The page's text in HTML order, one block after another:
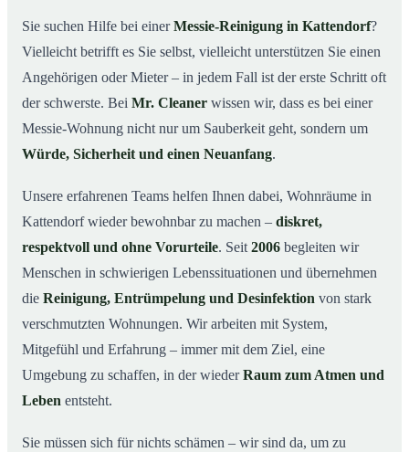
04Ablauf einer Messie-Reinigung
05Ihre Vorteile mit Mr. Cleaner in Kattendorf
06Messie-Hilfe in Kattendorf & Umgebung
Jetzt kostenlose Beratung zur Messie-Reinigung in
Kattendorf
Sie suchen Hilfe bei einerMessie-Reinigung in Kattendorf?
Vielleicht betrifft es Sie selbst, vielleicht unterstützen Sie einen
Angehörigen oder Mieter – in jedem Fall ist der erste Schritt oft
der schwerste. Bei Mr. Cleaner wissen wir, dass es bei einer
Messie-Wohnung nicht nur um Sauberkeit geht, sondern um
Würde, Sicherheit und einen Neuanfang.
Unsere erfahrenen Teams helfen Ihnen dabei, Wohnräume in
Kattendorf wieder bewohnbar zu machen – diskret,
respektvoll und ohne Vorurteile. Seit 2006 begleiten wir
Menschen in schwierigen Lebenssituationen und übernehmen
die Reinigung, Entrümpelung und Desinfektion von stark
verschmutzten Wohnungen. Wir arbeiten mit System,
Mitgefühl und Erfahrung – immer mit dem Ziel, eine
Umgebung zu schaffen, in der wiederRaum zum Atmen und
Leben entsteht.
Sie müssen sich für nichts schämen – wir sind da, um zu